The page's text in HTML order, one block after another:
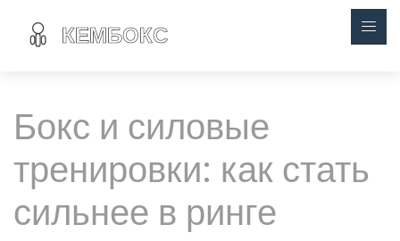
Бокс и силовые
тренировки: как стать
сильнее в ринге